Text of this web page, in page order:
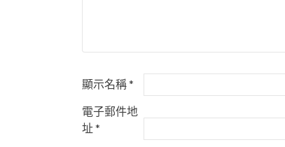
顯示名稱*
電子郵件地
址*